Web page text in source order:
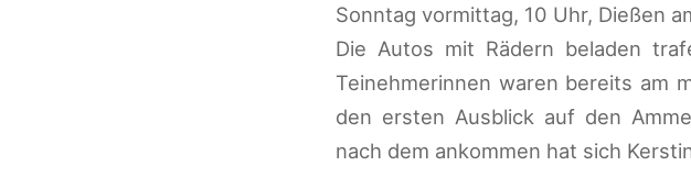
Sonntag vormittag, 10 Uhr, Dießen
Die Autos mit Rädern beladen
Teinehmerinnen waren bereits am
den ersten Ausblick auf den
nach dem ankommen hat sich